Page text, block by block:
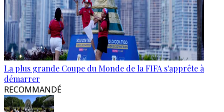
La plus grande Coupe du Monde de la FIFA s'apprête à
démarrer
RECOMMANDÉ